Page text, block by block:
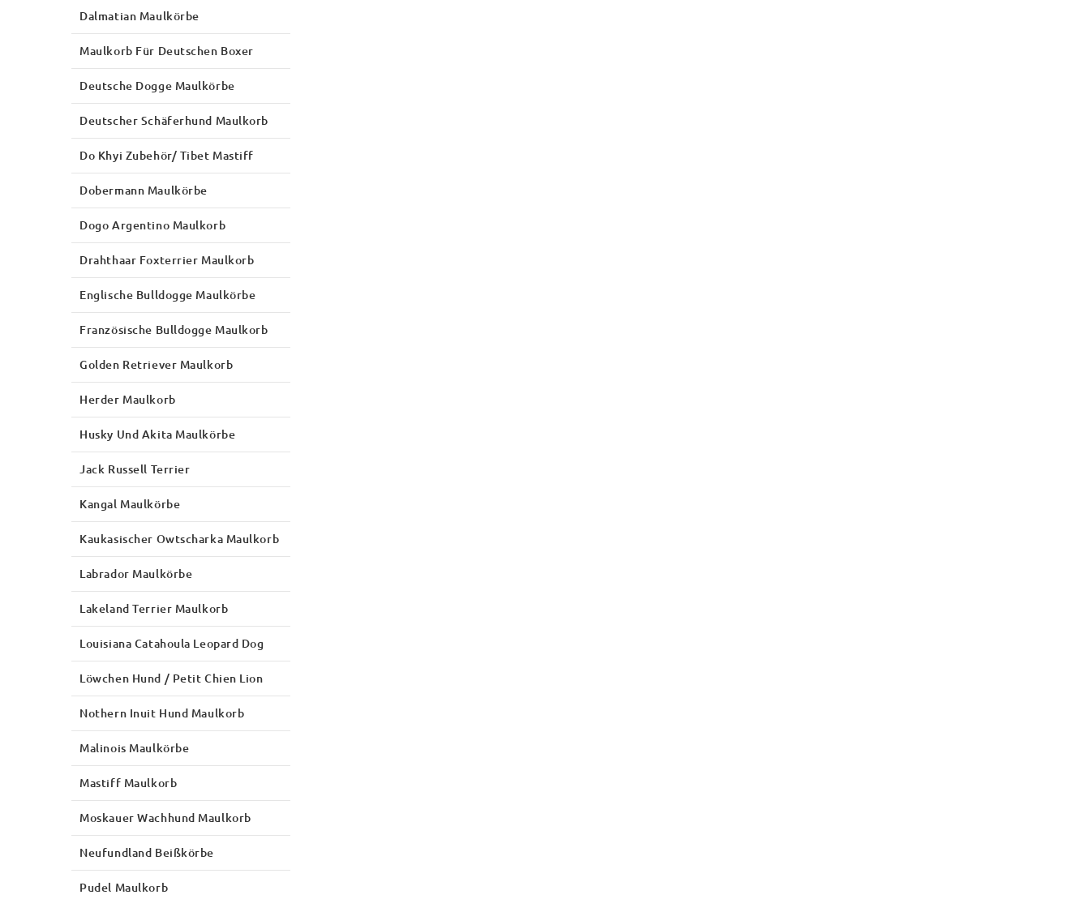
Dalmatian Maulkörbe
Maulkorb Für Deutschen Boxer
Deutsche Dogge Maulkörbe
Deutscher Schäferhund Maulkorb
Do Khyi Zubehör/ Tibet Mastiff
Dobermann Maulkörbe
Dogo Argentino Maulkorb
Drahthaar Foxterrier Maulkorb
Englische Bulldogge Maulkörbe
Französische Bulldogge Maulkorb
Golden Retriever Maulkorb
Herder Maulkorb
Husky Und Akita Maulkörbe
Jack Russell Terrier
Kangal Maulkörbe
Kaukasischer Owtscharka Maulkorb
Labrador Maulkörbe
Lakeland Terrier Maulkorb
Louisiana Catahoula Leopard Dog
Löwchen Hund / Petit Chien Lion
Nothern Inuit Hund Maulkorb
Malinois Maulkörbe
Mastiff Maulkorb
Moskauer Wachhund Maulkorb
Neufundland Beißkörbe
Pudel Maulkorb